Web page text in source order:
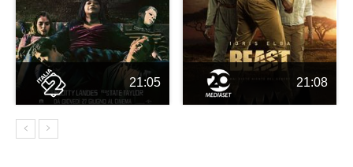
21:05 21:08